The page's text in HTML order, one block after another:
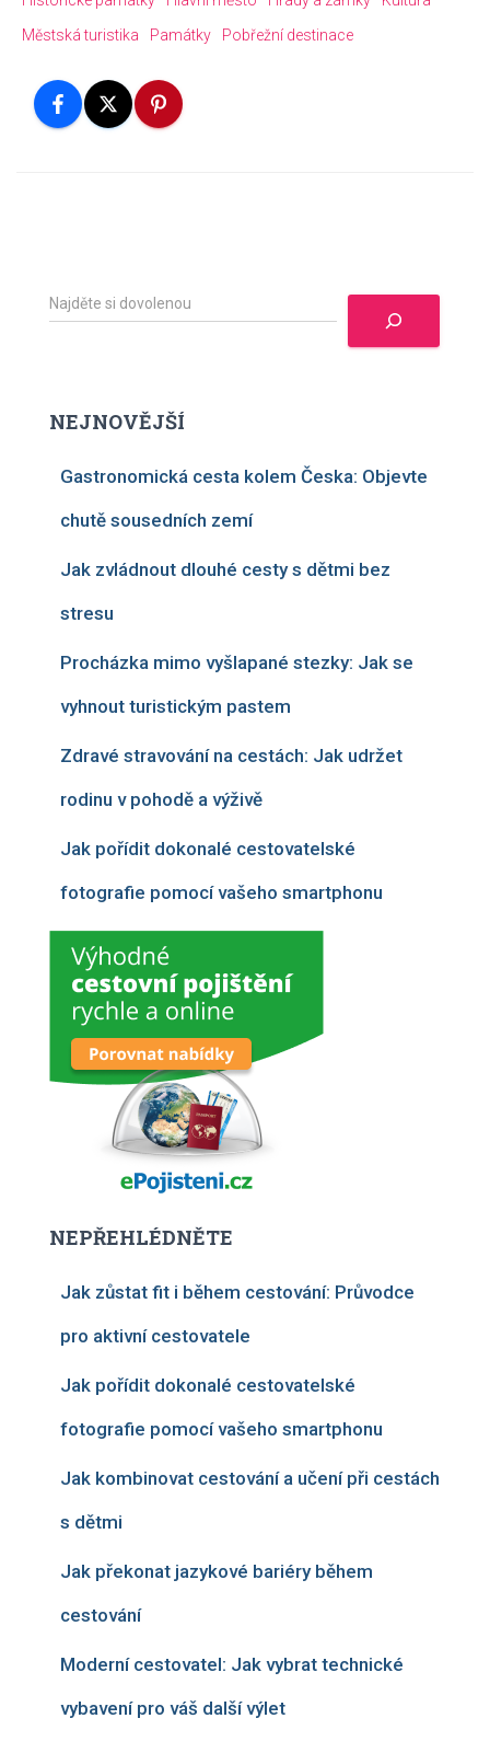
Městská turistika
Památky Pobřežní destinace
H
l
tNEJNOVĚJŠÍ
Gastronomická cesta kolem Česka: Objevte
chutě sousedních zemí
Jak zvládnout dlouhé cesty s dětmi bez
stresu
Procházka mimo vyšlapané stezky: Jak se
vyhnout turistickým pastem
Zdravé stravování na cestách: Jak udržet
rodinu v pohodě a výživě
Jak pořídit dokonalé cestovatelské
fotografie pomocí vašeho smartphonu
NEPŘEHLÉDNĚTE
Jak zůstat fit i během cestování: Průvodce
pro aktivní cestovatele
Jak pořídit dokonalé cestovatelské
fotografie pomocí vašeho smartphonu
Jak kombinovat cestování a učení při cestách
s dětmi
Jak překonat jazykové bariéry během
cestování
Moderní cestovatel: Jak vybrat technické
vybavení pro váš další výlet